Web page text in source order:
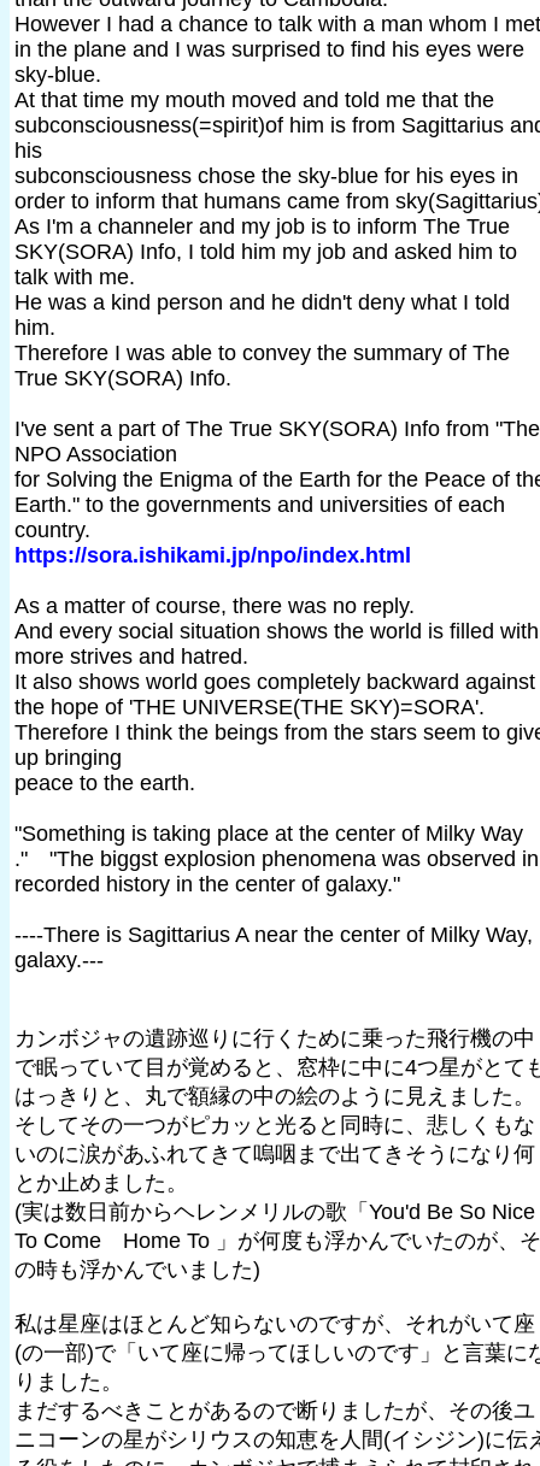
However I had a chance to talk with a man whom I met
in the plane and I was surprised to find his eyes were
sky-blue.
At that time my mouth moved and told me that the
subconsciousness(=spirit)of him is from Sagittarius
his
subconsciousness chose the sky-blue for his eyes in
order to inform that humans came from
As I'm a channeler and my job is to inform The True
SKY(SORA) Info, I told him my job and asked him to
talk with me.
He was a kind person and he didn't deny what I told
him.
Therefore I was able to convey the summary of The
True SKY(SORA) Info.
I've sent a part of The True SKY(SORA) Info from "The
NPO Association
for Solving the Enigma of the Earth for the Peace of
Earth." to the governments and universities of each
country.
https://sora.ishikami.jp/npo/index.html
As a matter of course, there was no reply.
And every social situation shows the world is filled with
more strives and hatred.
It also shows world goes completely backward against
the hope of 'THE UNIVERSE(THE SKY)=SORA'.
Therefore I think the beings from the stars seem to
up bringing
peace to the earth.
"Something is taking place at the center of Milky Way
." "The biggst explosion phenomena was observed in
recorded history in the center of galaxy."
----There is Sagittarius A near the center of Milky Way,
galaxy.---
カンボジャの遺跡巡りに行くために乗った飛行機の中
で眠っていて目が覚めると、窓枠に中に4つ星がとて
はっきりと、丸で額縁の中の絵のように見えました。
そしてその一つがピカッと光ると同時に、悲しくもな
いのに涙があふれてきて嗚咽まで出てきそうになり何
とか止めました。
(実は数日前からヘレンメリルの歌「You'd Be So Nice
To Come Home To 」が何度も浮かんでいたのが、そ
の時も浮かんでいました)
私は星座はほとんど知らないのですが、それがいて座
(の一部)で「いて座に帰ってほしいのです」と言葉に
りました。
まだするべきことがあるので断りましたが、その後ユ
ニコーンの星がシリウスの知恵を人間(イシジン)に伝